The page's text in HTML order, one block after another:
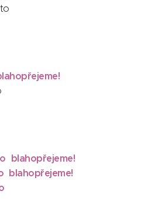
blahopřejeme!
blahopřejeme!